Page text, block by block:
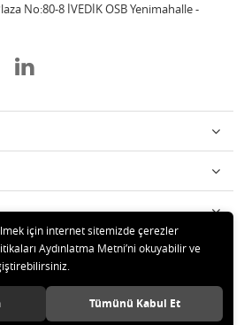
No:80-8 İVEDİK OSB Yenimahalle -
CİHAZLARI ELEKTRONİK SAN TİC LTD ŞTİ
hakları saklıdır.
için internet sitemizde çerezler
Aydınlatma Metni’ni okuyabilir ve
Tümünü Kabul Et